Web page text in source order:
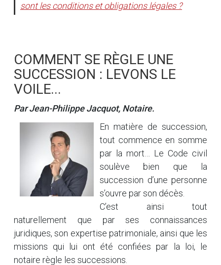
sont les conditions et obligations légales ?
COMMENT SE RÈGLE UNE
SUCCESSION : LEVONS LE
VOILE...
Par Jean-Philippe Jacquot, Notaire.
En matière de succession,
tout commence en somme
par la mort… Le Code civil
soulève bien que la
succession d’une personne
s’ouvre par son décès.
C’est ainsi tout
naturellement que par ses connaissances
juridiques, son expertise patrimoniale, ainsi que les
missions qui lui ont été confiées par la loi, le
notaire règle les successions.